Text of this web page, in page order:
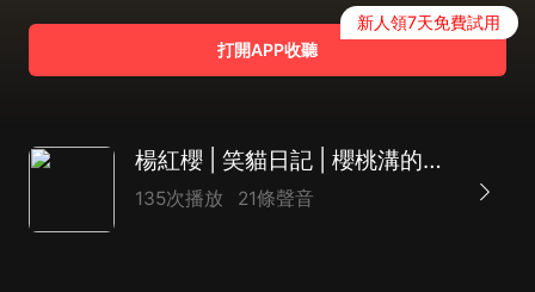
打開APP收聽
新人領7天免費試用
楊紅櫻 | 笑貓日記 | 櫻桃溝的春天
135次播放 21條聲音